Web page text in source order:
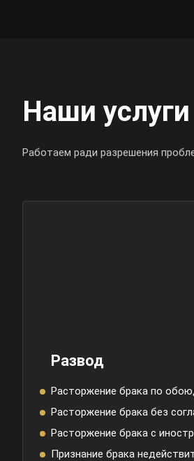
Наши услуги
Работаем ради разрешения
Развод
Расторжение брака по
Расторжение брака без
Расторжение брака с
Признание брака